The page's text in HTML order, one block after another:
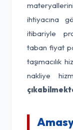
ihtiyacına
itibariyle
taban fiyat
taşımacılık
nakliye